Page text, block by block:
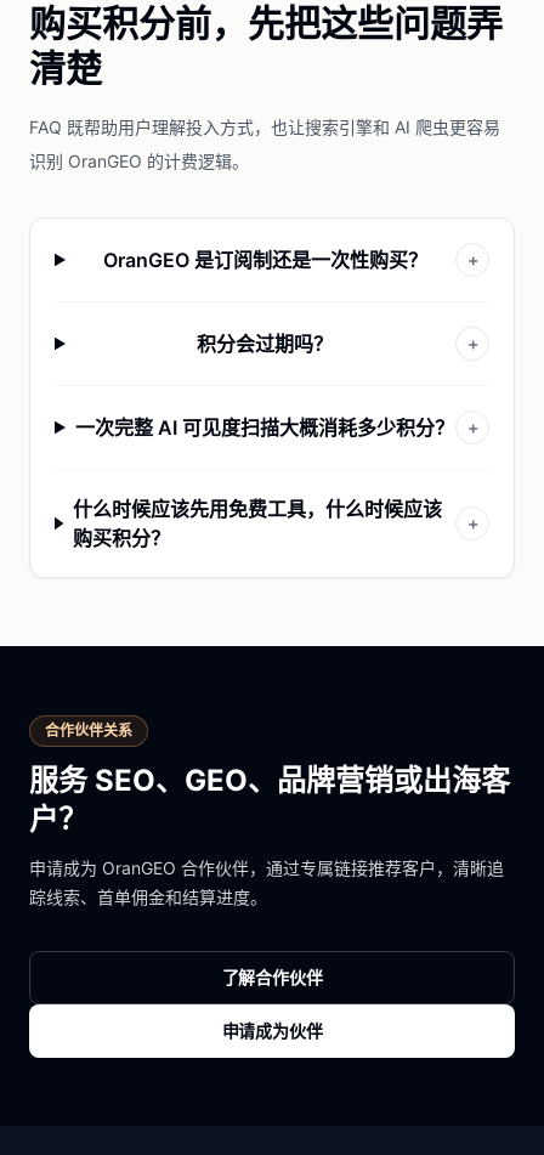
购买积分前，先把这些问题弄
清楚
FAQ 既帮助用户理解投入方式，也让搜索引擎和 AI 爬虫更容易
识别 OranGEO 的计费逻辑。
OranGEO 是订阅制还是一次性购买？ +
积分会过期吗？ +
一次完整 AI 可见度扫描大概消耗多少积分？ +
什么时候应该先用免费工具，什么时候应该
购买积分？
+
合作伙伴关系
服务 SEO、GEO、品牌营销或出海客
户？
申请成为 OranGEO 合作伙伴，通过专属链接推荐客户，清晰追
踪线索、首单佣金和结算进度。
了解合作伙伴
申请成为伙伴